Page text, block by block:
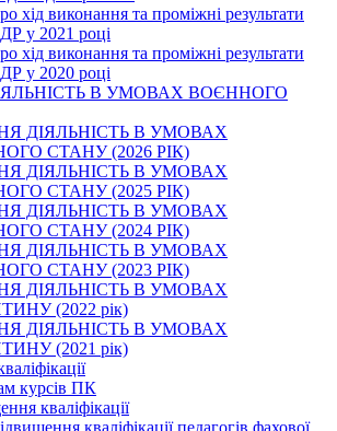
хід виконання та проміжні результати
у 2021 році
хід виконання та проміжні результати
у 2020 році
В УМОВАХ ВОЄННОГО
ДІЯЛЬНІСТЬ В УМОВАХ
СТАНУ (2026 РІК)
ДІЯЛЬНІСТЬ В УМОВАХ
СТАНУ (2025 РІК)
ДІЯЛЬНІСТЬ В УМОВАХ
СТАНУ (2024 РІК)
ДІЯЛЬНІСТЬ В УМОВАХ
СТАНУ (2023 РІК)
ДІЯЛЬНІСТЬ В УМОВАХ
(2022 рік)
ДІЯЛЬНІСТЬ В УМОВАХ
(2021 рік)
курсів ПК
кваліфікації
кваліфікації педагогів фахової